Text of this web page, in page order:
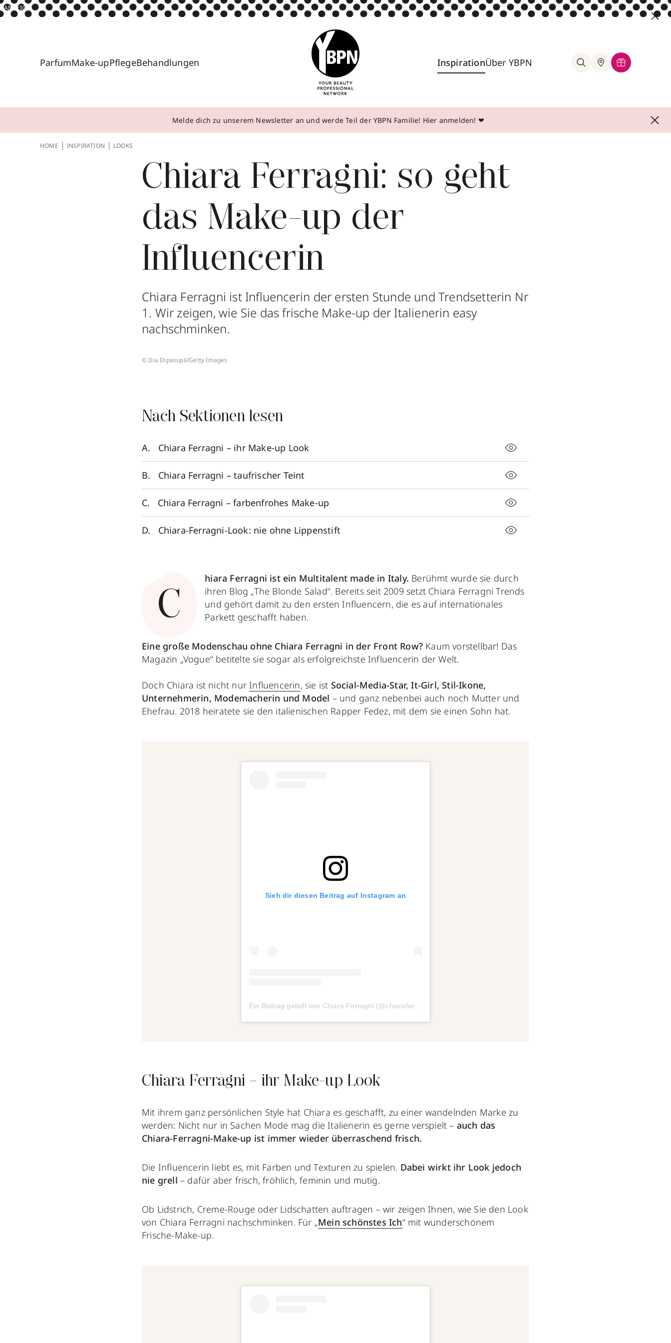
ANZEIGE
ParfumMake-upPflegeBehandlungen InspirationÜber YBPN
Melde dich zu unserem Newsletter an und werde Teil der YBPN Familie! Hier anmelden! ❤
HOME INSPIRATION LOOKS
Chiara Ferragni: so geht
das Make-up der
Influencerin
Chiara Ferragni ist Influencerin der ersten Stunde und Trendsetterin Nr
1. Wir zeigen, wie Sie das frische Make-up der Italienerin easy
nachschminken.
© Dia Dipasupil/Getty Images
Nach Sektionen lesen
Chiara Ferragni – ihr Make-up Look
Chiara Ferragni – taufrischer Teint
Chiara Ferragni – farbenfrohes Make-up
Chiara-Ferragni-Look: nie ohne Lippenstift
C
hiara Ferragni ist ein Multitalent made in Italy. Berühmt wurde sie durch
ihren Blog „The Blonde Salad“. Bereits seit 2009 setzt Chiara Ferragni Trends
und gehört damit zu den ersten Influencern, die es auf internationales
Parkett geschafft haben.
Eine große Modenschau ohne Chiara Ferragni in der Front Row? Kaum vorstellbar! Das
Magazin „Vogue“ betitelte sie sogar als erfolgreichste Influencerin der Welt.
Doch Chiara ist nicht nur Influencerin, sie ist Social-Media-Star, It-Girl, Stil-Ikone,
Unternehmerin, Modemacherin und Model – und ganz nebenbei auch noch Mutter und
Ehefrau. 2018 heiratete sie den italienischen Rapper Fedez, mit dem sie einen Sohn hat.
Sieh dir diesen Beitrag auf Instagram an
Chiara Ferragni – ihr Make-up Look
Mit ihrem ganz persönlichen Style hat Chiara es geschafft, zu einer wandelnden Marke zu
werden: Nicht nur in Sachen Mode mag die Italienerin es gerne verspielt – auch das
Chiara-Ferragni-Make-up ist immer wieder überraschend frisch.
Die Influencerin liebt es, mit Farben und Texturen zu spielen. Dabei wirkt ihr Look jedoch
nie grell – dafür aber frisch, fröhlich, feminin und mutig.
Ob Lidstrich, Creme-Rouge oder Lidschatten auftragen – wir zeigen Ihnen, wie Sie den Look
von Chiara Ferragni nachschminken. Für „Mein schönstes Ich“ mit wunderschönem
Frische-Make-up.